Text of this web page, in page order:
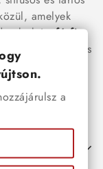
amelyek
is:férfi
és
a
ékszerek közül
a